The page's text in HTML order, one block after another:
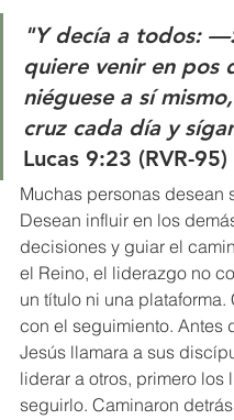
"Y decía a todos:
quiere venir en pos
niéguese a sí
cruz cada día y
Lucas 9:23 (RVR-95)
Muchas personas desean
Desean influir en los
decisiones y guiar el
el Reino, el liderazgo no
un título ni una plataforma.
con el seguimiento. Antes
Jesús llamara a sus
liderar a otros, primero los
seguirlo. Caminaron